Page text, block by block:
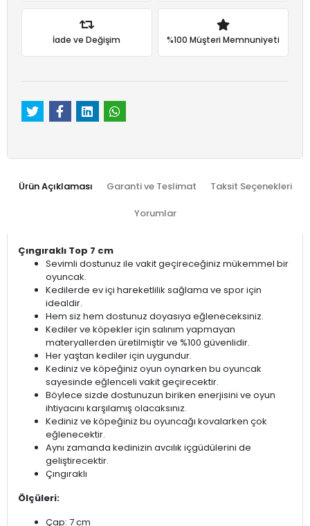
İade ve Değişim %100 Müşteri Memnuniyeti
Ürün Açıklaması Garanti ve Teslimat Taksit Seçenekleri
Yorumlar
Çıngıraklı Top 7 cm
Sevimli dostunuz ile vakit geçireceğiniz mükemmel bir
oyuncak.
Kedilerde ev içi hareketlilik sağlama ve spor için
idealdir.
Hem siz hem dostunuz doyasıya eğleneceksiniz.
Kediler ve köpekler için salınım yapmayan
materyallerden üretilmiştir ve %100 güvenlidir.
Her yaştan kediler için uygundur.
Kediniz ve köpeğiniz oyun oynarken bu oyuncak
sayesinde eğlenceli vakit geçirecektir.
Böylece sizde dostunuzun biriken enerjisini ve oyun
ihtiyacını karşılamış olacaksınız.
Kediniz ve köpeğiniz bu oyuncağı kovalarken çok
eğlenecektir.
Aynı zamanda kedinizin avcılık içgüdülerini de
geliştirecektir.
Çıngıraklı
Ölçüleri:
Çap: 7 cm